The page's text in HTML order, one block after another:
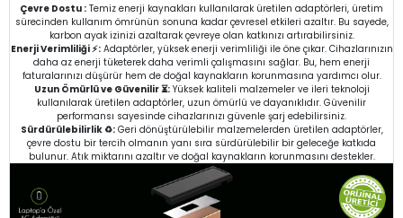
Çevre Dostu : Temiz enerji kaynakları kullanılarak üretilen adaptörleri, üretim
sürecinden kullanım ömrünün sonuna kadar çevresel etkileri azaltır. Bu sayede,
karbon ayak izinizi azaltarak çevreye olan katkınızı artırabilirsiniz.
Enerji Verimliliği ⚡:Adaptörler, yüksek enerji verimliliği ile öne çıkar. Cihazlarınızın
daha az enerji tüketerek daha verimli çalışmasını sağlar. Bu, hem enerji
faturalarınızı düşürür hem de doğal kaynakların korunmasına yardımcı olur.
Uzun Ömürlü ve Güvenilir ⏳:Yüksek kaliteli malzemeler ve ileri teknoloji
kullanılarak üretilen adaptörler, uzun ömürlü ve dayanıklıdır. Güvenilir
performansı sayesinde cihazlarınızı güvenle şarj edebilirsiniz.
Sürdürülebilirlik ♻️:Geri dönüştürülebilir malzemelerden üretilen adaptörler,
çevre dostu bir tercih olmanın yanı sıra sürdürülebilir bir geleceğe katkıda
bulunur. Atık miktarını azaltır ve doğal kaynakların korunmasını destekler.